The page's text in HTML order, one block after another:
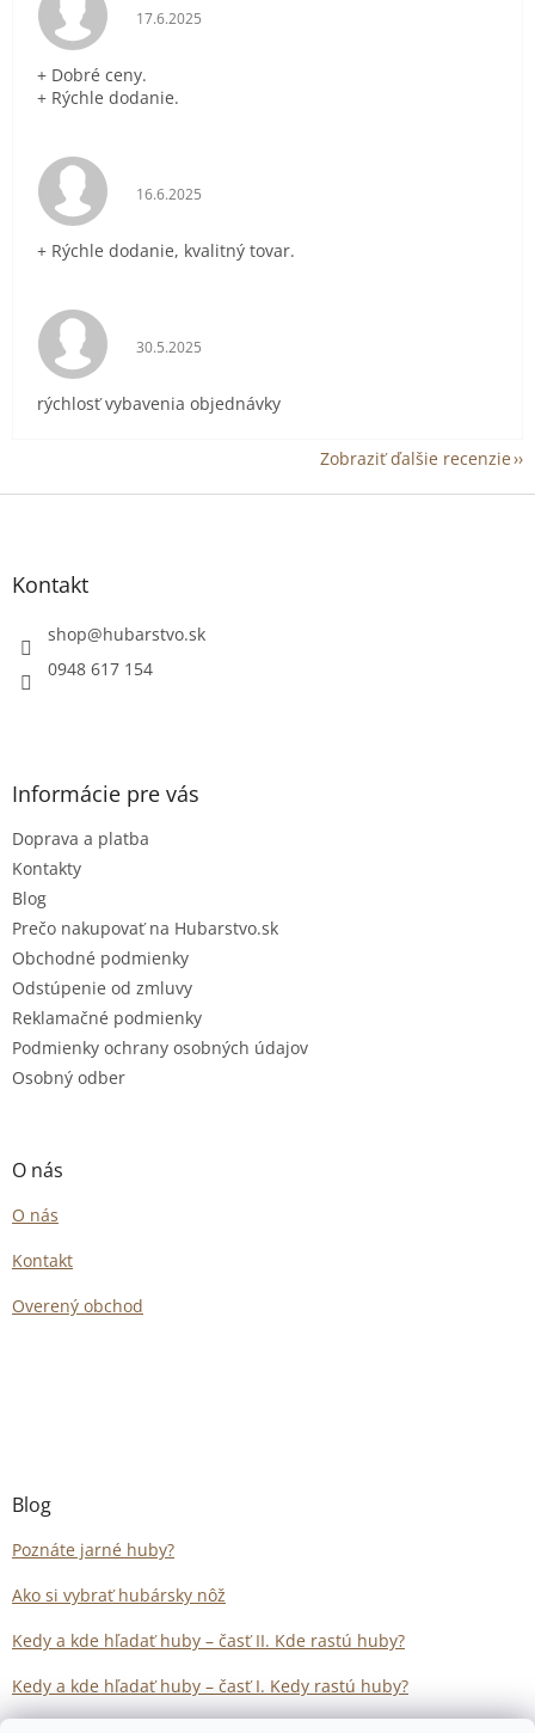
Hodnotenie obchodu je 5 z 5 hviezdičiek.
17.6.2025
+ Dobré ceny.
+ Rýchle dodanie.
Hodnotenie obchodu je 5 z 5 hviezdičiek.
16.6.2025
+ Rýchle dodanie, kvalitný tovar.
Hodnotenie obchodu je 5 z 5 hviezdičiek.
30.5.2025
rýchlosť vybavenia objednávky
Zobraziť ďalšie recenzie
Z
Kontakt
shop@hubarstvo.sk
0948 617 154
Informácie pre vás
Doprava a platba
Kontakty
Blog
Prečo nakupovať na Hubarstvo.sk
Obchodné podmienky
Odstúpenie od zmluvy
Reklamačné podmienky
Podmienky ochrany osobných údajov
Osobný odber
O nás
O nás
Kontakt
Overený obchod
Blog
Poznáte jarné huby?
Ako si vybrať hubársky nôž
Kedy a kde hľadať huby – časť II. Kde rastú huby?
Kedy a kde hľadať huby – časť I. Kedy rastú huby?